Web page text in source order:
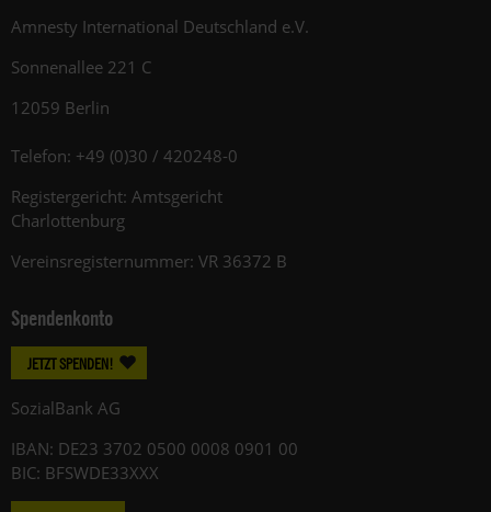
Amnesty International Deutschland e.V.
Sonnenallee 221 C
12059 Berlin
Telefon: +49 (0)30 / 420248-0
Registergericht: Amtsgericht
Charlottenburg
Vereinsregisternummer: VR 36372 B
Spendenkonto
JETZT SPENDEN!
SozialBank AG
IBAN: DE23 3702 0500 0008 0901 00
BIC: BFSWDE33XXX